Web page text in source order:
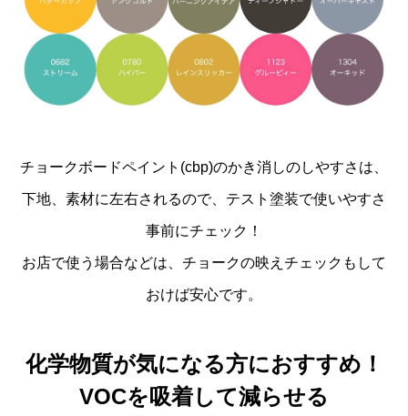
チョークボードペイント(cbp)のかき消しのしやすさは、
下地、素材に左右されるので、テスト塗装で使いやすさ
事前にチェック！
お店で使う場合などは、チョークの映えチェックもして
おけば安心です。
化学物質が気になる方におすすめ！
VOCを吸着して減らせる